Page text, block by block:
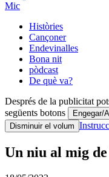
Mic
Històries
Cançoner
Endevinalles
Bona nit
pòdcast
De què va?
Després de la publicitat
següents botons
Engegar/
Disminuir el volum
Un niu al mig